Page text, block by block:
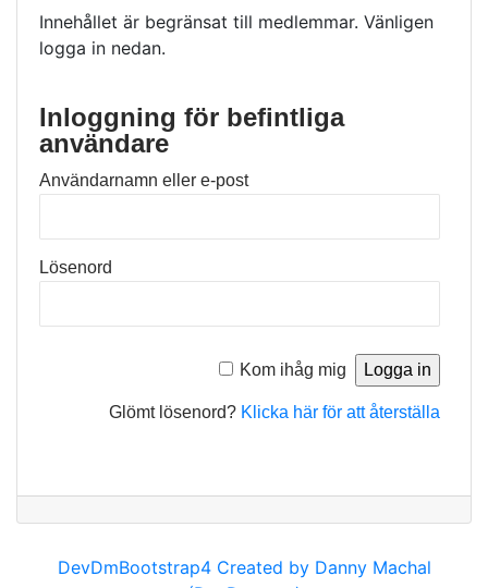
Innehållet är begränsat till medlemmar. Vänligen
logga in nedan.
Inloggning för befintliga
användare
Användarnamn eller e-post
Lösenord
Kom ihåg mig
Glömt lösenord? Klicka här för att återställa
DevDmBootstrap4 Created by Danny Machal